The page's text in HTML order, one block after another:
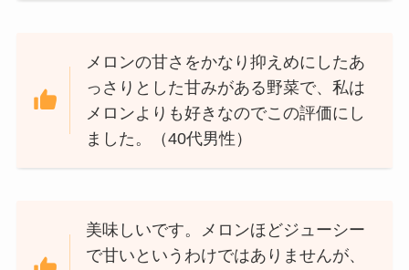
メロンの甘さをかなり抑えめにしたあ
っさりとした甘みがある野菜で、私は
メロンよりも好きなのでこの評価にし
ました。（40代男性）
美味しいです。メロンほどジューシー
で甘いというわけではありませんが、